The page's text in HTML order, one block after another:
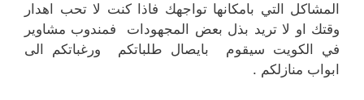
المشاكل التي بامكانها تواجهك فاذا كنت لا تحب اهدار
وقتك او لا تريد بذل بعض المجهودات فمندوب مشاوير
في الكويت سيقوم بايصال طلباتكم ورغباتكم الى
ابواب منازلكم .